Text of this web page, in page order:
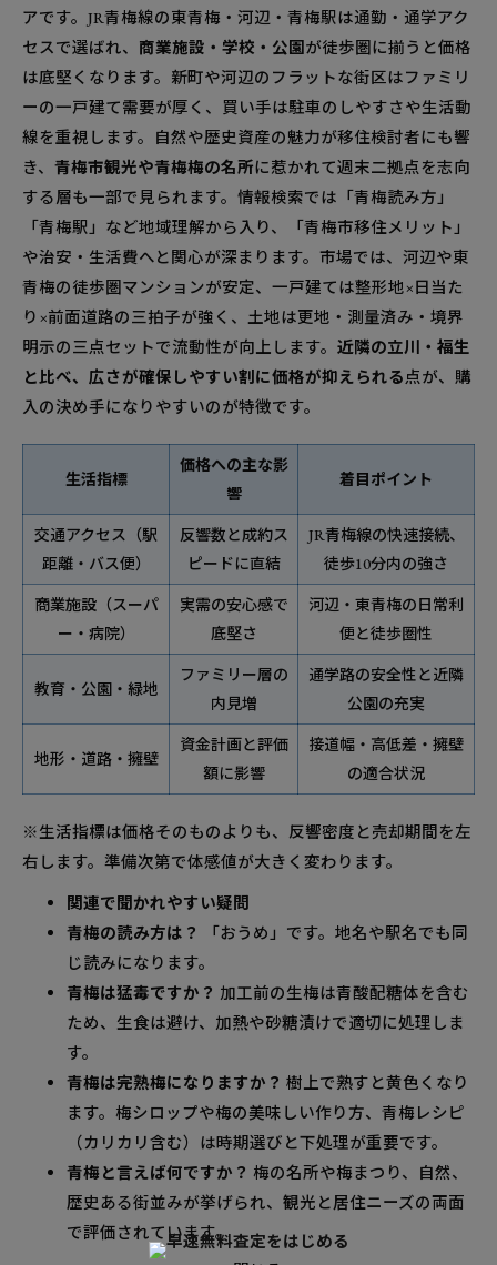
アです。JR青梅線の東青梅・河辺・青梅駅は通勤・通学アク
セスで選ばれ、 商業施設・学校・公園が徒歩圏に揃うと価格
は底堅くなります。新町や河辺のフラットな街区はファミリ
ーの一戸建て需要が厚く、買い手は駐車のしやすさや生活動
線を重視します。自然や歴史資産の魅力が移住検討者にも響
き、 青梅市観光や青梅梅の名所に惹かれて週末二拠点を志向
する層も一部で見られます。情報検索では「青梅読み方」
「青梅駅」など地域理解から入り、「青梅市移住メリット」
や治安・生活費へと関心が深まります。市場では、河辺や東
青梅の徒歩圏マンションが安定、一戸建ては整形地×日当た
り×前面道路の三拍子が強く、土地は更地・測量済み・境界
明示の三点セットで流動性が向上します。 近隣の立川・福生
と比べ、広さが確保しやすい割に価格が抑えられる点が、購
入の決め手になりやすいのが特徴です。
生活指標
価格への主な影
響
着目ポイント
交通アクセス（駅
距離・バス便）
反響数と成約ス
ピードに直結
JR青梅線の快速接続、
徒歩10分内の強さ
商業施設（スーパ
ー・病院）
実需の安心感で
底堅さ
河辺・東青梅の日常利
便と徒歩圏性
教育・公園・緑地
ファミリー層の
内見増
通学路の安全性と近隣
公園の充実
地形・道路・擁壁
資金計画と評価
額に影響
接道幅・高低差・擁壁
の適合状況
※生活指標は価格そのものよりも、反響密度と売却期間を左
右します。準備次第で体感値が大きく変わります。
関連で聞かれやすい疑問
青梅の読み方は？
「おうめ」です。地名や駅名でも同
じ読みになります。
青梅は猛毒ですか？ 加工前の生梅は青酸配糖体を含む
ため、生食は避け、加熱や砂糖漬けで適切に処理しま
す。
青梅は完熟梅になりますか？ 樹上で熟すと黄色くなり
ます。梅シロップや梅の美味しい作り方、青梅レシピ
（カリカリ含む）は時期選びと下処理が重要です。
青梅と言えば何ですか？ 梅の名所や梅まつり、自然、
歴史ある街並みが挙げられ、観光と居住ニーズの両面
で評価されています。